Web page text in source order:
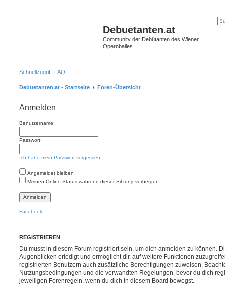
Debuetanten.at
Community der Debütanten des Wiener
Opernballes
Schnellzugriff FAQ
Debuetanten.at - Startseite Foren-Übersicht
Anmelden
Benutzername:
Passwort:
Ich habe mein Passwort vergessen
Angemeldet bleiben
Meinen Online-Status während dieser Sitzung verbergen
Facebook
REGISTRIEREN
Du musst in diesem Forum registriert sein, um dich anmelden zu können.
Augenblicken erledigt und ermöglicht dir, auf weitere Funktionen
registrierten Benutzern auch zusätzliche Berechtigungen zuweisen.
Nutzungsbedingungen und die verwandten Regelungen, bevor du dich
jeweiligen Forenregeln, wenn du dich in diesem Board bewegst.